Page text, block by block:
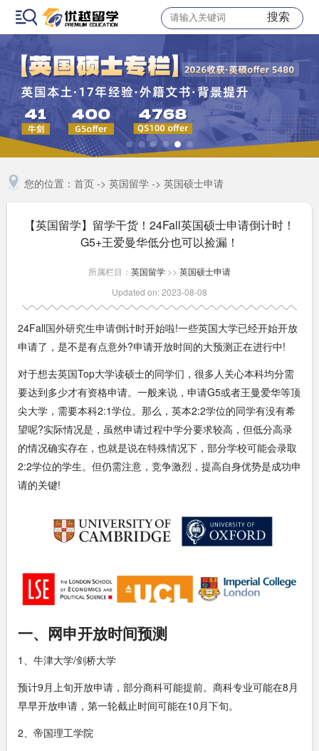
搜索
您的位置： 首页-> 英国留学-> 英国硕士申请
【英国留学】留学干货！24Fall英国硕士申请倒计时！
G5+王爱曼华低分也可以捡漏！
所属栏目： 英国留学 >> 英国硕士申请
Updated on: 2023-08-08
24Fall国外研究生申请倒计时开始啦!一些英国大学已经开始开放
申请了，是不是有点意外?申请开放时间的大预测正在进行中!
对于想去英国Top大学读硕士的同学们，很多人关心本科均分需
要达到多少才有资格申请。一般来说，申请G5或者王曼爱华等顶
尖大学，需要本科2:1学位。那么，英本2:2学位的同学有没有希
望呢?实际情况是，虽然申请过程中学分要求较高，但低分高录
的情况确实存在，也就是说在特殊情况下，部分学校可能会录取
2:2学位的学生。但仍需注意，竞争激烈，提高自身优势是成功申
请的关键!
一、网申开放时间预测
1、牛津大学/剑桥大学
预计9月上旬开放申请，部分商科可能提前。商科专业可能在8月
早早开放申请，第一轮截止时间可能在10月下旬。
2、帝国理工学院